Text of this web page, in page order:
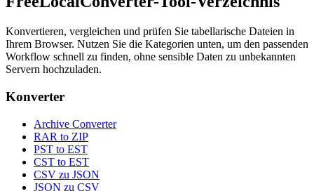
Konvertieren, vergleichen und prüfen Sie tabellarische Dateien in
Ihrem Browser. Nutzen Sie die Kategorien unten, um den passenden
Workflow schnell zu finden, ohne sensible Daten zu unbekannten
Servern hochzuladen.
Konverter
Archive Converter
RAR to ZIP
PST to EST
CST to EST
CSV zu JSON
JSON zu CSV